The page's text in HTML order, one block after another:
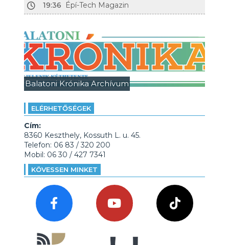
19:36
Épí-Tech Magazin
Balatoni Krónika Archívum
ELÉRHETŐSÉGEK
Cím:
8360 Keszthely, Kossuth L. u. 45.
Telefon: 06 83 / 320 200
Mobil: 06 30 / 427 7341
KÖVESSEN MINKET